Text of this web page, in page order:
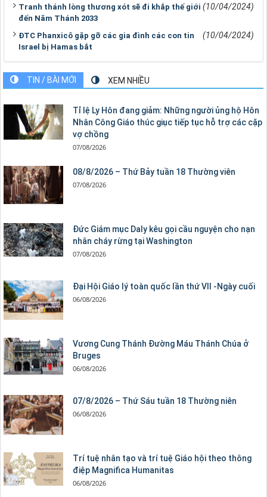
Tranh thánh lòng thương xót sẽ đi khắp thế giới
đến Năm Thánh 2033
(10/04/2024)
ĐTC Phanxicô gặp gỡ các gia đình các con tin
Israel bị Hamas bắt
(10/04/2024)
TIN / BÀI MỚI XEM NHIỀU
Tỉ lệ Ly Hôn đang giảm: Những người ủng hộ Hôn
Nhân Công Giáo thúc giục tiếp tục hỗ trợ các cặp
vợ chồng
07/08/2026
08/8/2026 – Thứ Bảy tuần 18 Thường viên
07/08/2026
Đức Giám mục Daly kêu gọi cầu nguyện cho nạn
nhân cháy rừng tại Washington
07/08/2026
Đại Hội Giáo lý toàn quốc lần thứ VII -Ngày cuối
06/08/2026
Vương Cung Thánh Ðường Máu Thánh Chúa ở
Bruges
06/08/2026
07/8/2026 – Thứ Sáu tuần 18 Thường niên
06/08/2026
Trí tuệ nhân tạo và trí tuệ Giáo hội theo thông
điệp Magnifica Humanitas
06/08/2026